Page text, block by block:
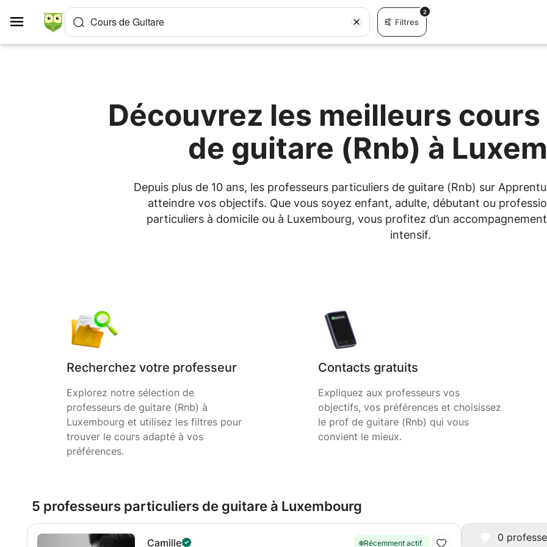
Cours de Guitare Filtres
2
Découvrez les meilleurs
de guitare (Rnb) à
Depuis plus de 10 ans, les professeurs particuliers de guitare (Rnb) sur
atteindre vos objectifs. Que vous soyez enfant, adulte, débutant ou
particuliers à domicile ou à Luxembourg, vous profitez d’un
intensif.
Recherchez votre professeur
Explorez notre sélection de
professeurs de guitare (Rnb) à
Luxembourg et utilisez les filtres pour
trouver le cours adapté à vos
préférences.
Contacts gratuits
Expliquez aux professeurs vos
objectifs, vos préférences et choisissez
le prof de guitare (Rnb) qui vous
convient le mieux.
0
5 professeurs particuliers de guitare à Luxembourg
Camille Récemment actif